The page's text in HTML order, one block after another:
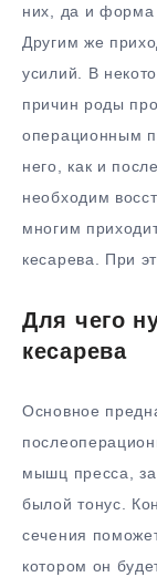
них, да и форма
Другим же
усилий. В
причин роды
операционным
него, как и
необходим
многим
кесарева. При
Для чего
кесарева
Основное
мышц пресса, за
былой тонус.
сечения
котором он